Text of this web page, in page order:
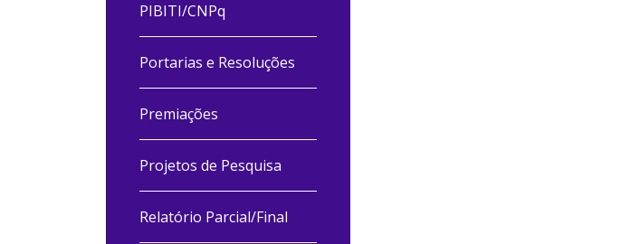
PIBITI/CNPq
Portarias e Resoluções
Premiações
Projetos de Pesquisa
Relatório Parcial/Final